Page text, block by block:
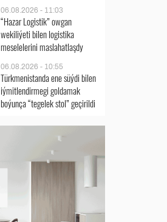
06.08.2026 - 11:03
“Hazar Logistik” owgan
wekiliýeti bilen logistika
meselelerini maslahatlaşdy
06.08.2026 - 10:55
Türkmenistanda ene süýdi bilen
iýmitlendirmegi goldamak
boýunça “tegelek stol” geçirildi